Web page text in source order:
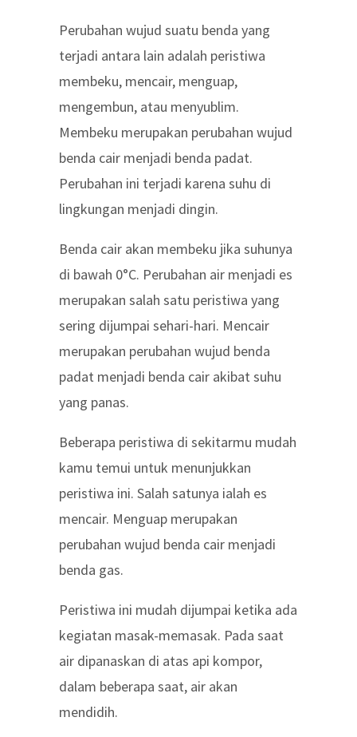
Perubahan wujud suatu benda yang
terjadi antara lain adalah peristiwa
membeku, mencair, menguap,
mengembun, atau menyublim.
Membeku merupakan perubahan wujud
benda cair menjadi benda padat.
Perubahan ini terjadi karena suhu di
lingkungan menjadi dingin.
Benda cair akan membeku jika suhunya
di bawah 0°C. Perubahan air menjadi es
merupakan salah satu peristiwa yang
sering dijumpai sehari-hari. Mencair
merupakan perubahan wujud benda
padat menjadi benda cair akibat suhu
yang panas.
Beberapa peristiwa di sekitarmu mudah
kamu temui untuk menunjukkan
peristiwa ini. Salah satunya ialah es
mencair. Menguap merupakan
perubahan wujud benda cair menjadi
benda gas.
Peristiwa ini mudah dijumpai ketika ada
kegiatan masak-memasak. Pada saat
air dipanaskan di atas api kompor,
dalam beberapa saat, air akan
mendidih.